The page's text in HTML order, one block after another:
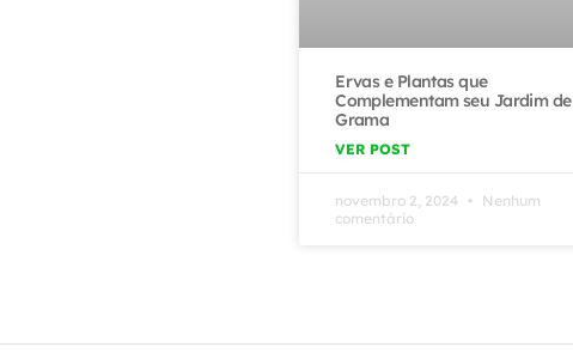
Ervas e Plantas que
Complementam seu Jardim de
Grama
VER POST
novembro 2, 2024
Nenhum
comentário